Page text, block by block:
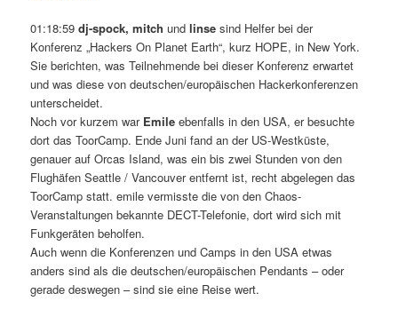
01:18:59dj-spock, mitch undlinse sind Helfer bei der
Konferenz „Hackers On Planet Earth“, kurz HOPE, in New York.
Sie berichten, was Teilnehmende bei dieser Konferenz erwartet
und was diese von deutschen/europäischen Hackerkonferenzen
unterscheidet.
Noch vor kurzem war Emile ebenfalls in den USA, er besuchte
dort das ToorCamp. Ende Juni fand an der US-Westküste,
genauer auf Orcas Island, was ein bis zwei Stunden von den
Flughäfen Seattle / Vancouver entfernt ist, recht abgelegen das
ToorCamp statt. emile vermisste die von den Chaos-
Veranstaltungen bekannte DECT-Telefonie, dort wird sich mit
Funkgeräten beholfen.
Auch wenn die Konferenzen und Camps in den USA etwas
anders sind als die deutschen/europäischen Pendants – oder
gerade deswegen – sind sie eine Reise wert.